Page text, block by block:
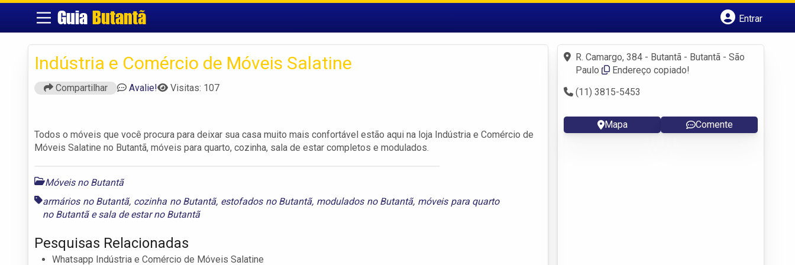
GuiaButantã
Entrar
Fazer login
Criar conta
Indústria e Comércio de Móveis Salatine
Compartilhar Avalie! Visitas: 107
Todos o móveis que você procura para deixar sua casa muito mais confortável estão aqui na loja Indústria e Comércio de
Móveis Salatine no Butantã, móveis para quarto, cozinha, sala de estar completos e modulados.
Móveis no Butantã
armários no Butantã, cozinha no Butantã, estofados no Butantã, modulados no Butantã, móveis para quarto
no Butantãesala de estar no Butantã
Pesquisas Relacionadas
Whatsapp Indústria e Comércio de Móveis Salatine
R. Camargo, 384 - Butantã - Butantã - São
Paulo
Endereço copiado!
(11) 3815-5453
Mapa Comente